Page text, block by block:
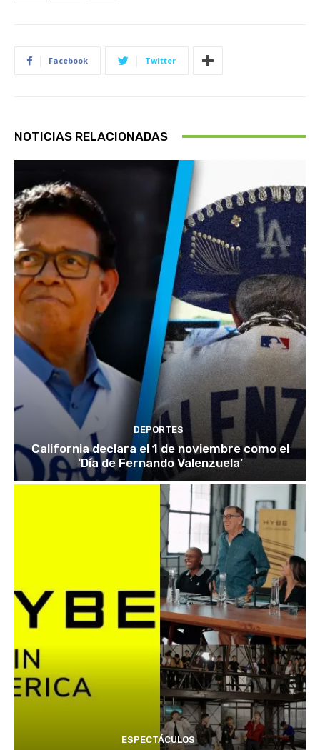
Facebook Twitter
NOTICIAS RELACIONADAS
DEPORTES
California declara el 1 de noviembre como el
‘Día de Fernando Valenzuela’
ESPECTÁCULOS